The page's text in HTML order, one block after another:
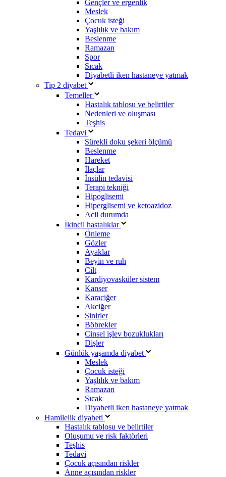
Gençler ve ergenlik
Meslek
Çocuk isteği
Yaşlılık ve bakım
Beslenme
Ramazan
Spor
Sıcak
Diyabetli iken hastaneye yatmak
Tip 2 diyabet
Temeller
Hastalık tablosu ve belirtiler
Nedenleri ve oluşması
Teşhis
Tedavi
Sürekli doku şekeri ölçümü
Beslenme
Hareket
İlaçlar
İnsülin tedavisi
Terapi tekniği
Hipoglisemi
Hiperglisemi ve ketoazidoz
Acil durumda
İkincil hastalıklar
Önleme
Gözler
Ayaklar
Beyin ve ruh
Cilt
Kardiyovasküler sistem
Kanser
Karaciğer
Akciğer
Sinirler
Böbrekler
Cinsel işlev bozuklukları
Dişler
Günlük yaşamda diyabet
Meslek
Çocuk isteği
Yaşlılık ve bakım
Ramazan
Sıcak
Diyabetli iken hastaneye yatmak
Hamilelik diyabeti
Hastalık tablosu ve belirtiler
Oluşumu ve risk faktörleri
Teşhis
Tedavi
Çocuk açısından riskler
Anne açısından riskler